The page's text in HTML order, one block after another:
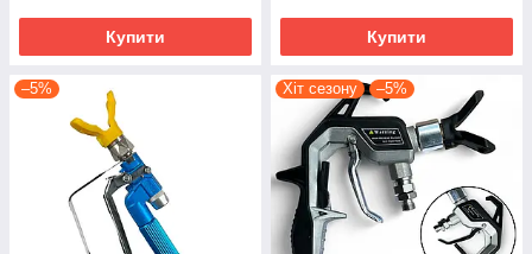
Купити Купити
–5% Хіт сезону –5%